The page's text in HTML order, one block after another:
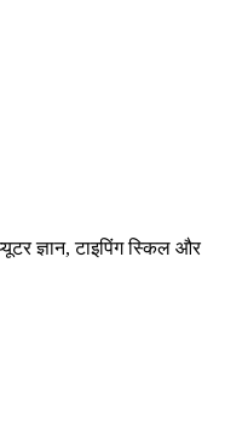
ज्ञान, टाइपिंग स्किल और